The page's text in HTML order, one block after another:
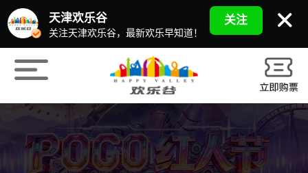
天津欢乐谷
关注天津欢乐谷，最新欢乐早知道！
关注